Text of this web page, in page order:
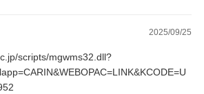
2025/09/25
scripts/mgwms32.dll?